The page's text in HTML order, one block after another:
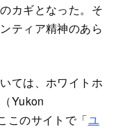
カギとなった。そ
ティア精神のあら
ては、ホワイトホ
Yukon
このサイトで「ユ